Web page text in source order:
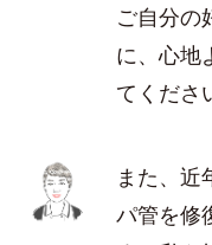
ご自分の
に、心地
てくださ
また、近
パ管を修